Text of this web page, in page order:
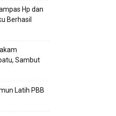
Hp dan
Berhasil
Sambut
Latih PBB